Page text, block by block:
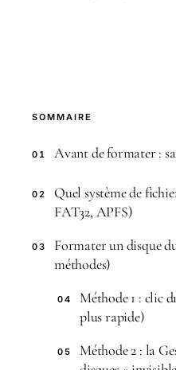
SOMMAIRE
01 Avant de formater :
02
Quel système de
FAT32, APFS)
03
Formater un disque
méthodes)
04
Méthode 1 : clic
plus rapide)
05
Méthode 2 : la